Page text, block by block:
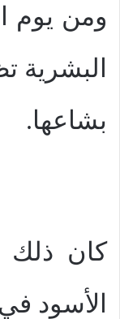
ومن يوم
البشرية
بشاعها.
كان
الأسود